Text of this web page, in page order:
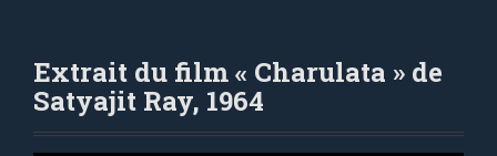
Extrait du film « Charulata » de
Satyajit Ray, 1964